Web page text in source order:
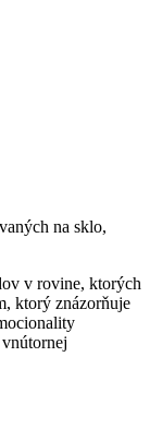
na sklo,
v rovine, ktorých
ktorý znázorňuje